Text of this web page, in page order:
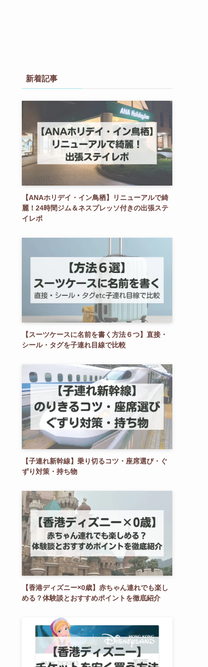
新着記事
【ANAホリデイ・イン鳥栖】リニューアルで綺
麗！24時間ジム＆ネスプレッソ付きの出張ステ
イレポ
【スーツケースに名前を書く方法６つ】直接・
シール・タグを子連れ目線で比較
【子連れ新幹線】乗り切るコツ・座席選び・ぐ
ずり対策・持ち物
【香港ディズニー×0歳】赤ちゃん連れでも楽し
める？体験談とおすすめポイントを徹底紹介